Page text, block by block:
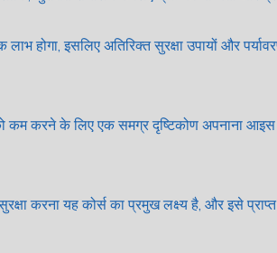
होगा, इसलिए अतिरिक्त सुरक्षा उपायों और
कम करने के लिए एक समग्र दृष्टिकोण अपनाना
करना यह कोर्स का प्रमुख लक्ष्य है, और इसे